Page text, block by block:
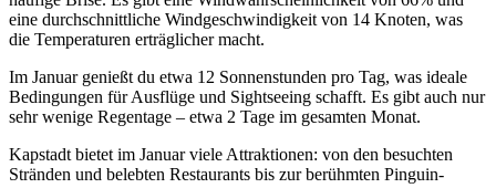
eine durchschnittliche Windgeschwindigkeit von 14 Knoten, was
die Temperaturen erträglicher macht.
Im Januar genießt du etwa 12 Sonnenstunden pro Tag, was ideale
Bedingungen für Ausflüge und Sightseeing schafft. Es gibt auch nur
sehr wenige Regentage – etwa 2 Tage im gesamten Monat.
Kapstadt bietet im Januar viele Attraktionen: von den besuchten
Stränden und belebten Restaurants bis zur berühmten Pinguin-